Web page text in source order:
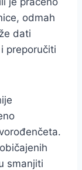
odmah
dati
preporučiti
smanjiti